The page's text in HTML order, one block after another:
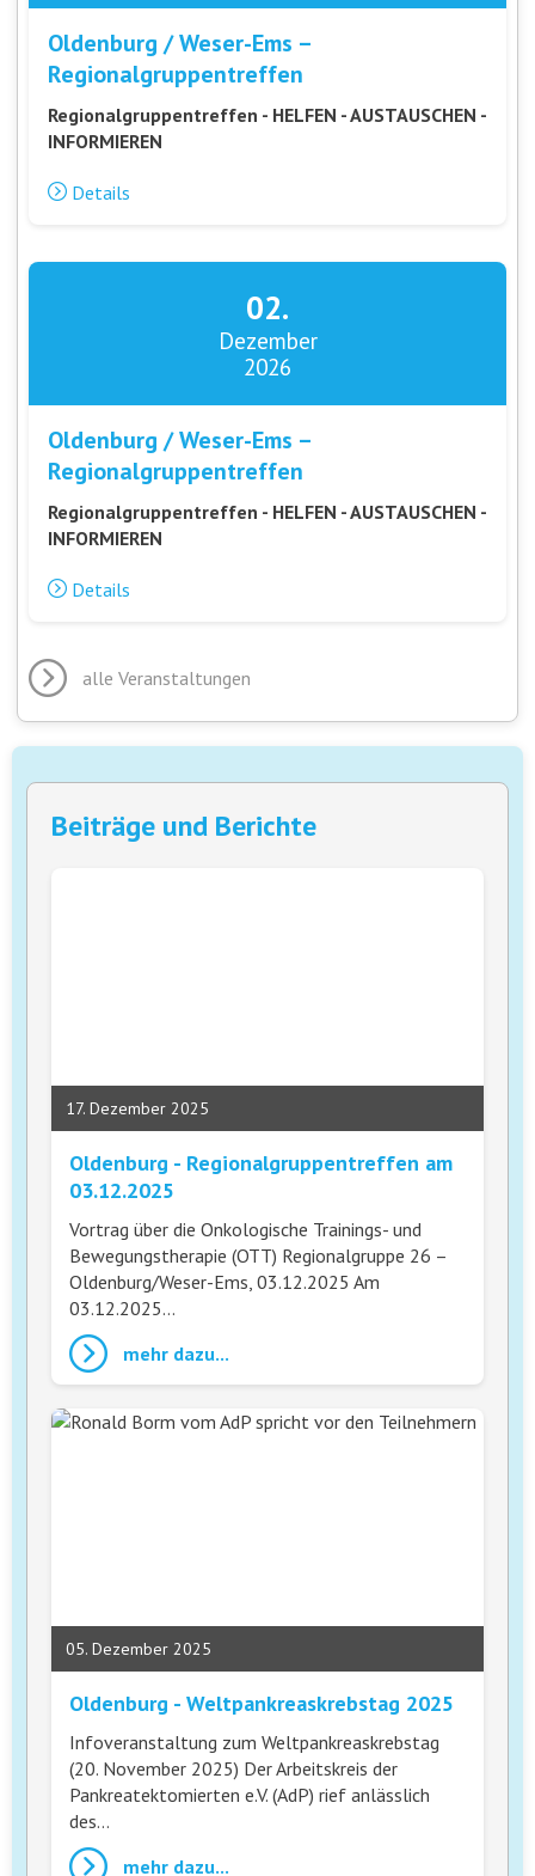
Oldenburg / Weser-Ems –
Regionalgruppentreffen
Regionalgruppentreffen - HELFEN - AUSTAUSCHEN -
INFORMIEREN
Details
02.
Dezember
2026
Oldenburg / Weser-Ems –
Regionalgruppentreffen
Regionalgruppentreffen - HELFEN - AUSTAUSCHEN -
INFORMIEREN
Details
alle Veranstaltungen
Beiträge und Berichte
17. Dezember 2025
Oldenburg - Regionalgruppentreffen am
03.12.2025
Vortrag über die Onkologische Trainings- und
Bewegungstherapie (OTT) Regionalgruppe 26 –
Oldenburg/Weser-Ems, 03.12.2025 Am
03.12.2025…
mehr dazu...
05. Dezember 2025
Oldenburg - Weltpankreaskrebstag 2025
Infoveranstaltung zum Weltpankreaskrebstag
(20. November 2025) Der Arbeitskreis der
Pankreatektomierten e.V. (AdP) rief anlässlich
des…
mehr dazu...